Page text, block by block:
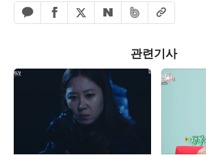
카카오톡 공유하기
페이스북 공유하기
엑스 공유하기
네이버 공유하기
밴드 공유하기
URL복사
관련기사